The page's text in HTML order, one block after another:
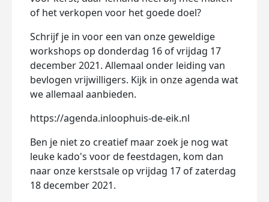
of het verkopen voor het goede doel?
Schrijf je in voor een van onze geweldige
workshops op donderdag 16 of vrijdag 17
december 2021. Allemaal onder leiding van
bevlogen vrijwilligers. Kijk in onze agenda wat
we allemaal aanbieden.
https://agenda.inloophuis-de-eik.nl
Ben je niet zo creatief maar zoek je nog wat
leuke kado's voor de feestdagen, kom dan
naar onze kerstsale op vrijdag 17 of zaterdag
18 december 2021.